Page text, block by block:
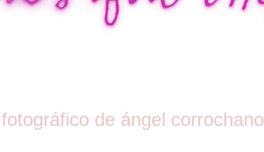
de ángel corrochano